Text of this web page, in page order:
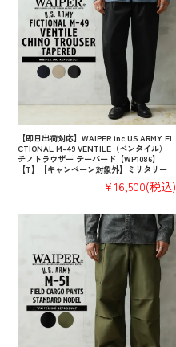
【即日出荷対応】WAIPER.inc US ARMY FI
CTIONAL M-49 VENTILE（ベンタイル）
チノトラウザー テーパード【WP1086】
【T】【キャンペーン対象外】ミリタリー
¥16,500(税込)